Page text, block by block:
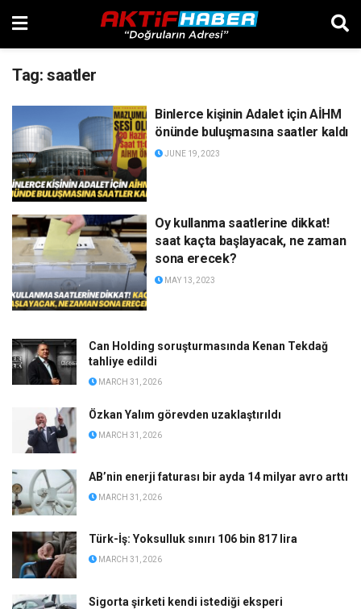
Tag: saatler
Binlerce kişinin Adalet için AİHM
önünde buluşmasına saatler kaldı
JUNE 19, 2023
Oy kullanma saatlerine dikkat!
saat kaçta başlayacak, ne zaman
sona erecek?
MAY 13, 2023
Can Holding soruşturmasında Kenan Tekdağ
tahliye edildi
MARCH 31, 2026
Özkan Yalım görevden uzaklaştırıldı
MARCH 31, 2026
AB’nin enerji faturası bir ayda 14 milyar avro arttı
MARCH 31, 2026
Türk-İş: Yoksulluk sınırı 106 bin 817 lira
MARCH 31, 2026
Sigorta şirketi kendi istediği eksperi